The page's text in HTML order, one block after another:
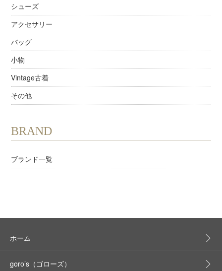
シューズ
アクセサリー
バッグ
小物
Vintage古着
その他
BRAND
ブランド一覧
ホーム
goro’s（ゴローズ）